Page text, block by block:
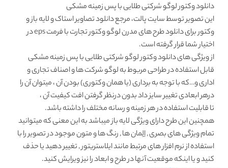
دانلود وکتور لوگو شرکتی طلایی با پس زمینه مشکی
این تصویر توسطسایت پالت، مرجع دانلود تصاویر استاک و لایه باز و
وکتور برای دانلود طرح های مدرن لوگو وکتورتجارت
با فرمت eps در
اختیار شما قرار گرفته است.
از ویژگی های دانلود وکتور لوگو شرکتی طلایی با پس زمینه مشکی
قابل استفاده در طراحی مربوط بهلوگوشرکت ها و اصناف تجاری و
اداری و…که با توجه به برداری (یا همان وکتوری) بودن آن ، میتوان آن را
درهر ابعادی تغییر سایز داد بدون درنظر گرفتن افت کیفیت آن ،
تا قابلیت استفاده در هر زمینه و رسانه مختلف را داشته باشد.
همچنین این طرح دارای ویژگی لایه باز میباشد به این معنی که میتوانید
تمام ویژگی های بصری , اِلِمان ها , رنگ ها و متون موجود در تصویر را با
استفاده از نرم افزار های مرتبط مانند ایلاستریتور , تغییر دهید یا حذف
کنید و یا اینکه موقعیت آنها در طرح و ابعاد را نیز ویرایش کنید.